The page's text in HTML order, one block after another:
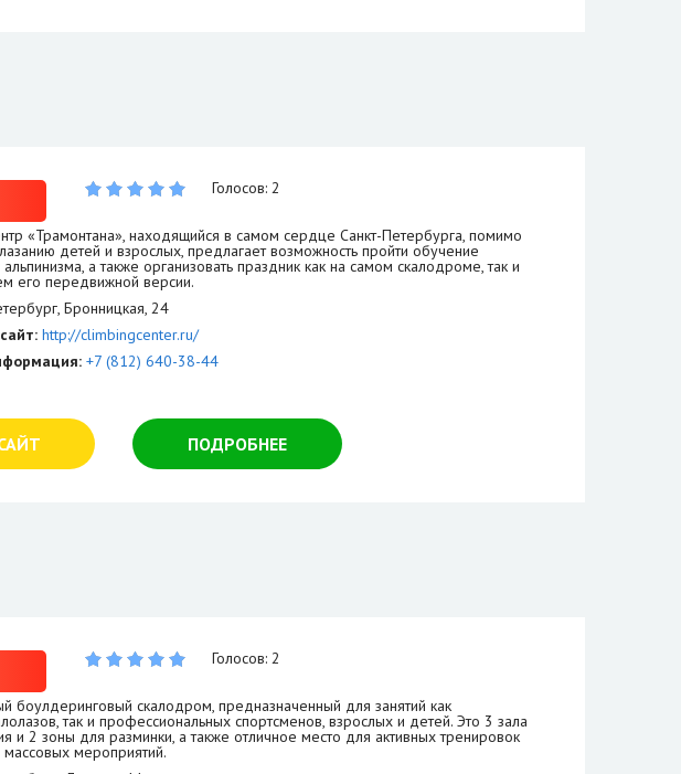
Голосов: 2
«Трамонтана», находящийся в самом сердце Санкт-Петербурга, помимо
детей и взрослых, предлагает возможность пройти обучение
а также организовать праздник как на самом скалодроме, так и
его передвижной версии.
Бронницкая, 24
http://climbingcenter.ru/
+7 (812) 640-38-44
ПОДРОБНЕЕ
Голосов: 2
боулдеринговый скалодром, предназначенный для занятий как
так и профессиональных спортсменов, взрослых и детей. Это 3 зала
и 2 зоны для разминки, а также отличное место для активных тренировок
мероприятий.